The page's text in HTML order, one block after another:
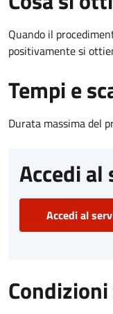
Quando il
positivamente si
Tempi e
Durata massima del
Accedi al
Accedi al